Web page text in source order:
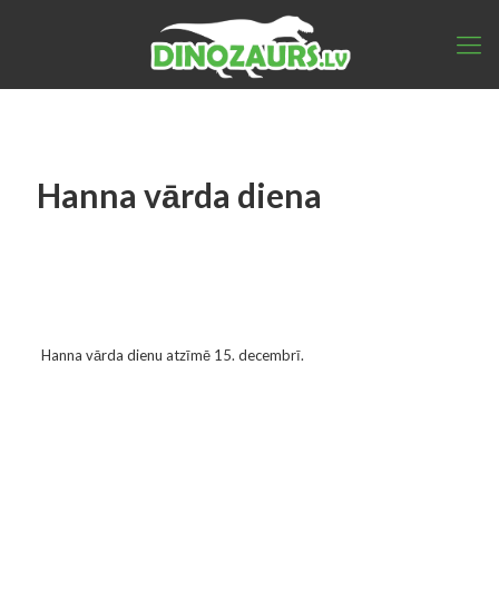
Hanna vārda diena
Hanna vārda dienu atzīmē 15. decembrī.